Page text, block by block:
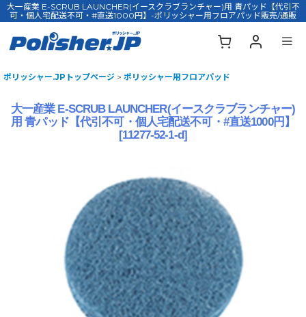
大一産業 E-SCRUB LAUNCHER(イースクラブランチャー)用 青パッド【代引不
可・個人宅配送不可・#直送1000円】-ポリッシャー用フロアパッド販売/通販
ポリッシャー.JPトップページ > ポリッシャー用フロアパッド
大一産業 E-SCRUB LAUNCHER(イースクラブランチャー)
用 青パッド【代引不可・個人宅配送不可・#直送1000円】
[11277-52-1-d]